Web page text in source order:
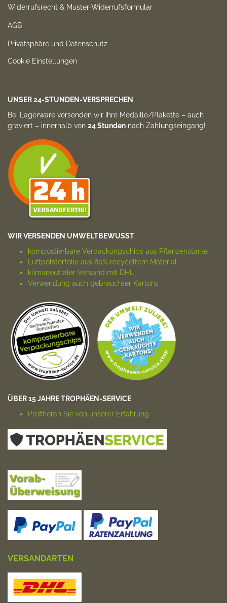
Widerrufsrecht & Muster-Widerrufsformular
AGB
Privatsphäre und Datenschutz
Cookie Einstellungen
UNSER 24-STUNDEN-VERSPRECHEN
Bei Lagerware versenden wir Ihre Medaille/Plakette – auch
graviert – innerhalb von 24 Stunden nach Zahlungs­eingang!
WIR VERSENDEN UMWELTBEWUSST
kompostierbare Verpackungs­chips aus Pflanzenstärke
Luftpolsterfolie aus 80% recyceltem Material
klimaneutraler Versand mit DHL
Verwendung auch gebrauchter Kartons
ÜBER 15 JAHRE TROPHÄEN-SERVICE
Profitieren Sie von unserer Erfahrung
VERSANDARTEN